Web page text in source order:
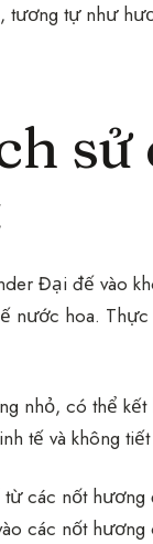
tự như
sử
Đại đế vào
nước hoa.
nhỏ, có thể
tế và không
các nốt
các nốt